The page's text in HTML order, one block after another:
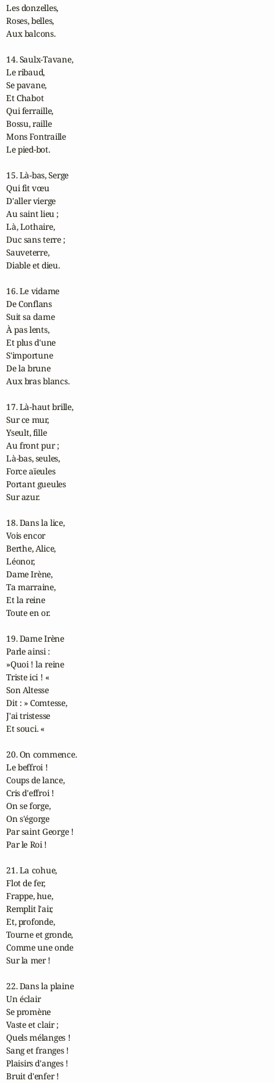
Les donzelles,
Roses, belles,
Aux balcons.
14. Saulx-Tavane,
Le ribaud,
Se pavane,
Et Chabot
Qui ferraille,
Bossu, raille
Mons Fontraille
Le pied-bot.
15. Là-bas, Serge
Qui fit vœu
D'aller vierge
Au saint lieu ;
Là, Lothaire,
Duc sans terre ;
Sauveterre,
Diable et dieu.
16. Le vidame
De Conflans
Suit sa dame
À pas lents,
Et plus d'une
S'importune
De la brune
Aux bras blancs.
17. Là-haut brille,
Sur ce mur,
Yseult, fille
Au front pur ;
Là-bas, seules,
Force aïeules
Portant gueules
Sur azur.
18. Dans la lice,
Vois encor
Berthe, Alice,
Léonor,
Dame Irène,
Ta marraine,
Et la reine
Toute en or.
19. Dame Irène
Parle ainsi :
»Quoi ! la reine
Triste ici ! «
Son Altesse
Dit : » Comtesse,
J'ai tristesse
Et souci. «
20. On commence.
Le beffroi !
Coups de lance,
Cris d'effroi !
On se forge,
On s'égorge
Par saint George !
Par le Roi !
21. La cohue,
Flot de fer,
Frappe, hue,
Remplit l'air,
Et, profonde,
Tourne et gronde,
Comme une onde
Sur la mer !
22. Dans la plaine
Un éclair
Se promène
Vaste et clair ;
Quels mélanges !
Sang et franges !
Plaisirs d'anges !
Bruit d'enfer !